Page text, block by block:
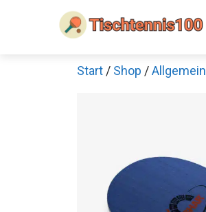
Start / Shop /Allgemein